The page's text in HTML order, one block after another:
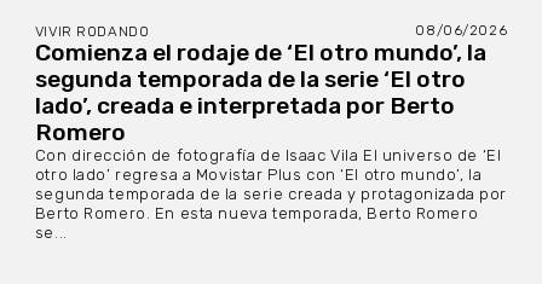
VIVIR RODANDO 08/06/2026
Comienza el rodaje de ‘El otro mundo’, la
segunda temporada de la serie ‘El otro
lado’, creada e interpretada por Berto
Romero
Con dirección de fotografía de Isaac Vila El universo de ‘El
otro lado’ regresa a Movistar Plus con ‘El otro mundo’, la
segunda temporada de la serie creada y protagonizada por
Berto Romero. En esta nueva temporada, Berto Romero
se...